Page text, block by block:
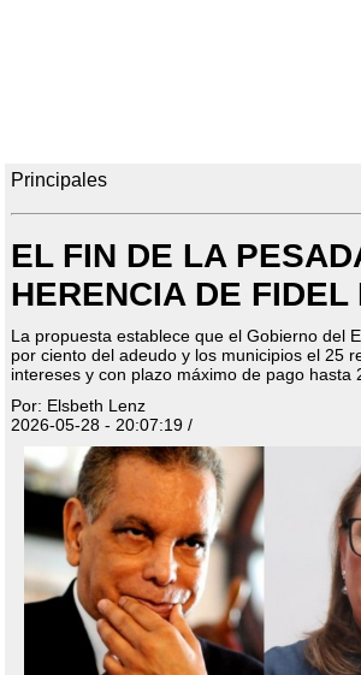
Principales
EL FIN DE LA
HERENCIA DE FIDEL
La propuesta establece que el Gobierno del
por ciento del adeudo y los municipios el 25
intereses y con plazo máximo de pago hasta
Por: Elsbeth Lenz
2026-05-28 - 20:07:19 /